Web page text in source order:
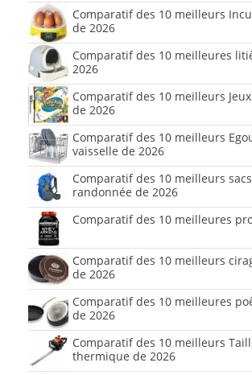
Comparatif des 10 meilleurs
de 2026
Comparatif des 10 meilleures
2026
Comparatif des 10 meilleurs
de 2026
Comparatif des 10 meilleurs
vaisselle de 2026
Comparatif des 10 meilleurs
randonnée de 2026
Comparatif des 10 meilleures
Comparatif des 10 meilleurs
de 2026
Comparatif des 10 meilleures
de 2026
Comparatif des 10 meilleurs
thermique de 2026